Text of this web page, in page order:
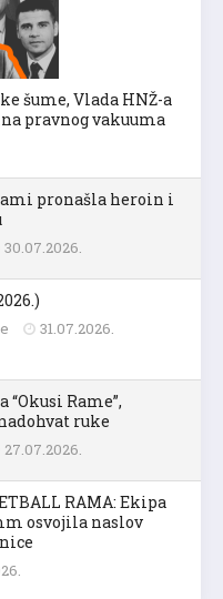
šume, Vlada HNŽ-a
pravnog vakuuma
pronašla heroin i
30.07.2026.
31.07.2026.
“Okusi Rame”,
ruke
27.07.2026.
RAMA: Ekipa
osvojila naslov